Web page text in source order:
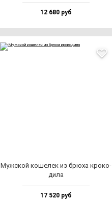
12 680 руб
Муж­ской ко­ше­лек из брю­ха кро­ко­
ди­ла
17 520 руб